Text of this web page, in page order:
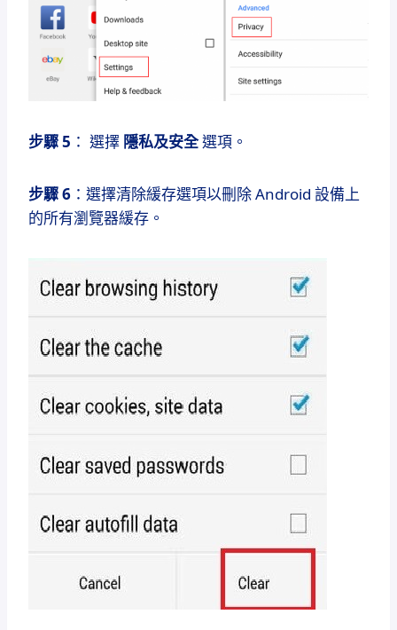
步驟 5 ： 選擇 隱私及安全選項。
步驟 6 ：選擇清除緩存選項以刪除 Android 設備上
的所有瀏覽器緩存。